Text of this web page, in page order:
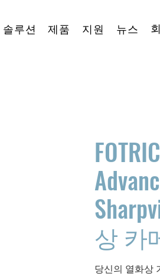
솔루션 제품 지원 뉴스
상 카
당신의 열화상